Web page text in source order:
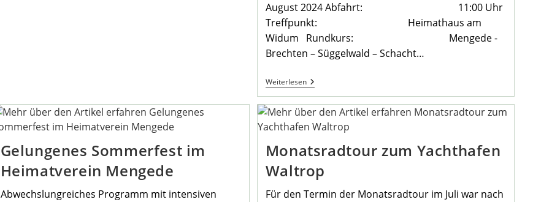
August 2024 Abfahrt: 11:00 Uhr
Treffpunkt: Heimathaus am
Widum Rundkurs: Mengede -
Brechten – Süggelwald – Schacht…
WeiterlesenMonatsradtour
August
2024
Des
Heimatvereins
Mengede
Gelungenes Sommerfest im
Heimatverein Mengede
Abwechslungreiches Programm mit intensiven
Monatsradtour zum Yachthafen
Waltrop
Für den Termin der Monatsradtour im Juli war nach